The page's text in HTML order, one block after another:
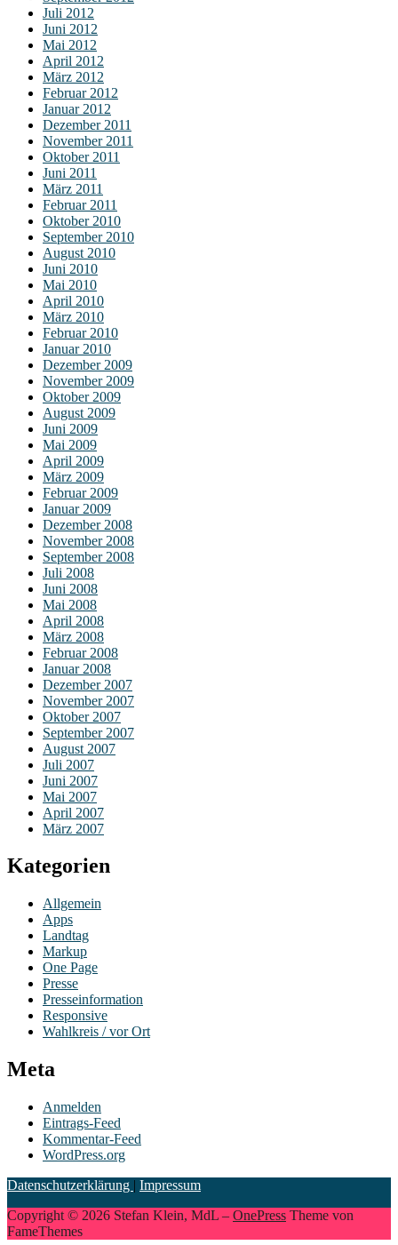
Juli 2012
Juni 2012
Mai 2012
April 2012
März 2012
Februar 2012
Januar 2012
Dezember 2011
November 2011
Oktober 2011
Juni 2011
März 2011
Februar 2011
Oktober 2010
September 2010
August 2010
Juni 2010
Mai 2010
April 2010
März 2010
Februar 2010
Januar 2010
Dezember 2009
November 2009
Oktober 2009
August 2009
Juni 2009
Mai 2009
April 2009
März 2009
Februar 2009
Januar 2009
Dezember 2008
November 2008
September 2008
Juli 2008
Juni 2008
Mai 2008
April 2008
März 2008
Februar 2008
Januar 2008
Dezember 2007
November 2007
Oktober 2007
September 2007
August 2007
Juli 2007
Juni 2007
Mai 2007
April 2007
März 2007
Kategorien
Allgemein
Apps
Landtag
Markup
One Page
Presse
Presseinformation
Responsive
Wahlkreis / vor Ort
Meta
Anmelden
Eintrags-Feed
Kommentar-Feed
WordPress.org
Datenschutzerklärung | Impressum
Copyright © 2026 Stefan Klein, MdL – OnePress Theme von
FameThemes